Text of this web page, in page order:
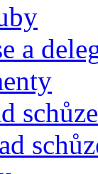
a
schůze